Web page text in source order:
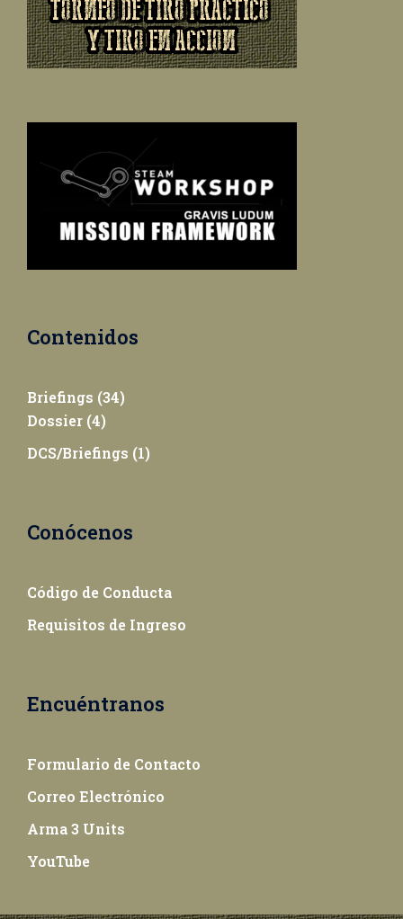
Contenidos
Briefings (34)
Dossier (4)
DCS/Briefings (1)
Conócenos
Código de Conducta
Requisitos de Ingreso
Encuéntranos
Formulario de Contacto
Correo Electrónico
Arma 3 Units
YouTube